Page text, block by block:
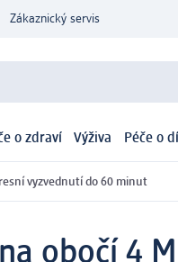
Zákaznický servis
o zdraví Výživa Péče o
vyzvednutí do 60 minut
obočí 4